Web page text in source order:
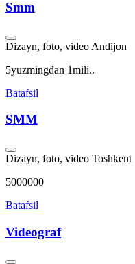
Smm
Dizayn, foto, video Andijon
5yuzmingdan 1mili..
Batafsil
SMM
Dizayn, foto, video Toshkent
5000000
Batafsil
Videograf